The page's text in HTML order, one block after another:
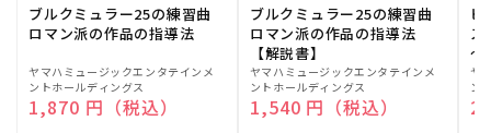
ブルクミュラー25の練習曲
ロマン派の作品の指導法
販
売
元:
ヤマハミュージックエンタテインメ
ントホールディングス
通常価格
1,870 円（税込）
ブルクミュラー25の練習曲
ロマン派の作品の指導法
【解説書】
販
売
元:
ヤマハミュージックエンタテインメ
ントホールディングス
通常価格
1,540 円（税込）
ピ
ス
～
販
売
元:
ヤ
ン